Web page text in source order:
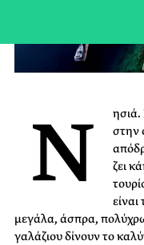
Ν
ησιά.
στην
ζει
μεγάλα, άσπρα,
γαλάζιου δίνουν το